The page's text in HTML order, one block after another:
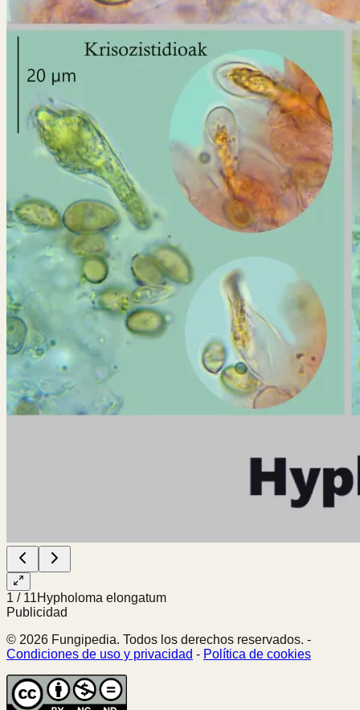
1 / 11Hypholoma elongatum
Publicidad
© 2026 Fungipedia. Todos los derechos reservados. -
Condiciones de uso y privacidad - Política de cookies